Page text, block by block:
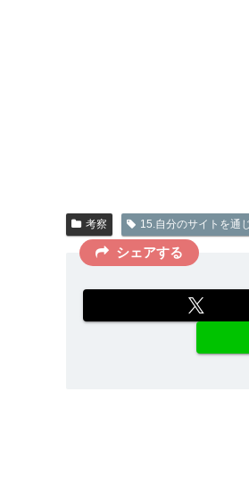
考察 15.自分のサイトを通
シェアする